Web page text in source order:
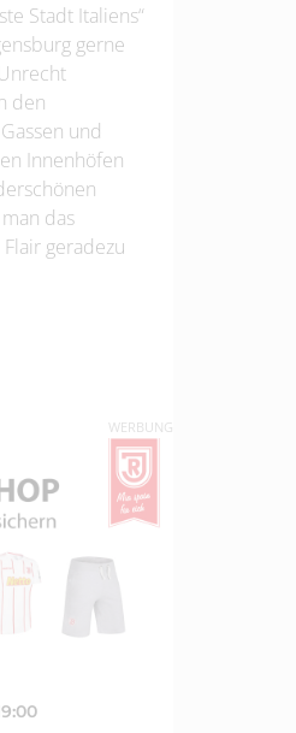
Stadt Italiens“
gerne
den
und
Innenhöfen
das
geradezu
WERBUNG